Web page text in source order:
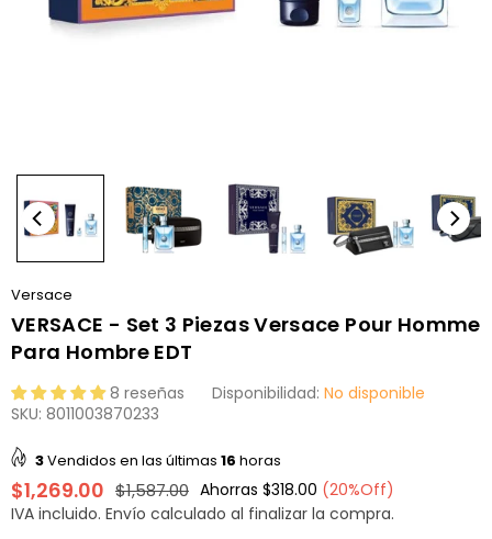
Versace
VERSACE - Set 3 Piezas Versace Pour Homme
Para Hombre EDT
8 reseñas Disponibilidad: No disponible
SKU: 8011003870233
3Vendidos en las últimas 16 horas
Precio
habitual
$1,269.00 $1,587.00 Ahorras $318.00 (20%Off)
IVA incluido. Envío calculado al finalizar la compra.